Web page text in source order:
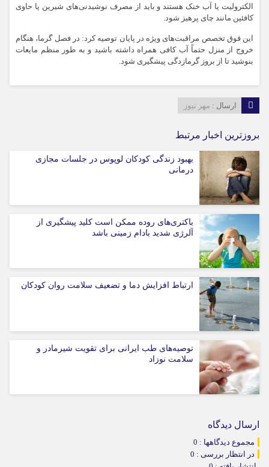
الکترولیت یا آب خنک هستند و باید از مصرف نوشیدنی‌های شیرین یا حاوی
کافئین مانند چای پرهیز شود.
این فوق تخصص مراقبت‌های ویژه در پایان توصیه کرد: در فصل گرما، هنگام
خروج از منزل حتماً آب کافی همراه داشته باشید و به‌ طور منظم مایعات
بنوشید تا از بروز گرمازدگی پیشگیری شود.
ارسال : مهر نیوز
بروزترین اخبار مرتبط
بهبود زندگی کودکان لوپوس در جلسات مجازی
درمانی
باکتری‌های روده ممکن است کلید پیشگیری از
آلرژی شدید بادام زمینی باشد
ارتباط افزایش دما و تضعیف سلامت روان کودکان
توصیه‌های طب ایرانی برای تقویت شیرمادر و
سلامت نوزاد
ارسال دیدگاه
مجموع دیدگاهها : 0
در انتظار بررسی : 0